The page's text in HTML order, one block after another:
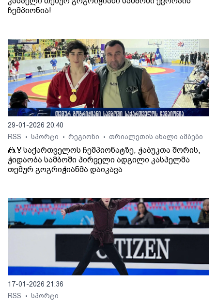
ჩემპიონია!
29-01-2026 20:40
RSS
• სპორტი • რეგიონი • თრიალეთის ახალი ამბები
🤼🏅საქართველოს ჩემპიონატზე, ჭაბუკთა შორის,
ჭიდაობა სამბოში პირველი ადგილი კასპელმა
თემურ გოგრიჭიანმა დაიკავა
17-01-2026 21:36
RSS
• სპორტი